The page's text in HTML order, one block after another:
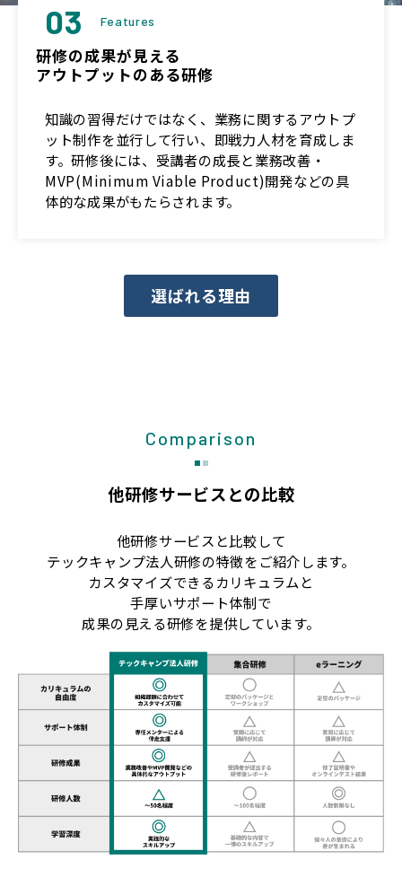
03 Features
研修の成果が見える
アウトプットのある研修
知識の習得だけではなく、業務に関するアウトプ
ット制作を並行して行い、即戦力人材を育成しま
す。研修後には、受講者の成長と業務改善・
MVP(Minimum Viable Product)開発などの具
体的な成果がもたらされます。
選ばれる理由
Comparison
他研修サービスとの比較
他研修サービスと比較して
テックキャンプ法人研修の特徴をご紹介します。
カスタマイズできるカリキュラムと
手厚いサポート体制で
成果の見える研修を提供しています。